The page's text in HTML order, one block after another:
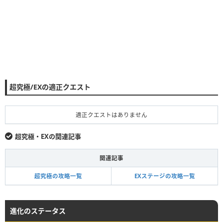
超究極/EXの適正クエスト
適正クエストはありません
超究極・EXの関連記事
関連記事
超究極の攻略一覧 EXステージの攻略一覧
進化のステータス